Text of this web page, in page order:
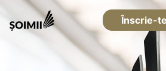
Înscrie-te